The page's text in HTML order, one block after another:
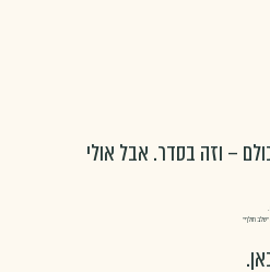
– וזה בסדר. אבל אולי
חולף"